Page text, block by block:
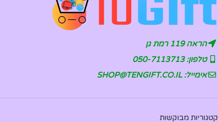
הראה 119 רמת גן
טלפון: 050-7113713
אימייל: SHOP@TENGIFT.CO.IL
קטגוריות מבוקשות